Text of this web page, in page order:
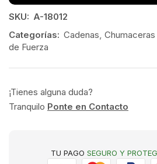
SKU: A-18012
Categorías: Cadenas,
de Fuerza
¡Tienes alguna duda?
Tranquilo Ponte en Contacto
TU PAGO SEGURO Y